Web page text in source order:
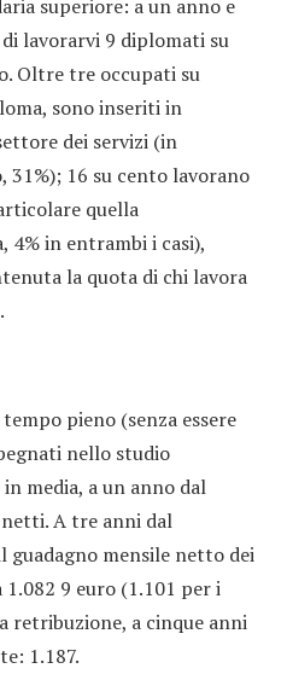
superiore: a un anno e
lavorarvi 9 diplomati su
Oltre tre occupati su
sono inseriti in
dei servizi (in
16 su cento lavorano
quella
4% in entrambi i casi),
la quota di chi lavora
pieno (senza essere
nello studio
media, a un anno dal
A tre anni dal
mensile netto dei
9 euro (1.101 per i
retribuzione, a cinque anni
1.187.